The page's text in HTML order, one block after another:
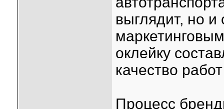
выглядит, но
оклейку
качество
Процесс